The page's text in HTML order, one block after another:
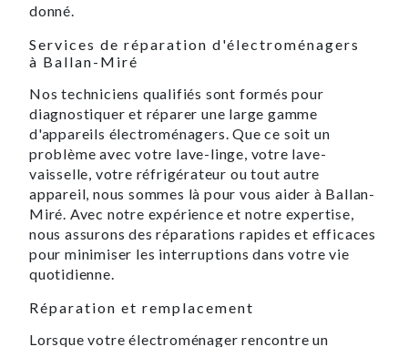
donné.
Services de réparation d'électroménagers
à Ballan-Miré
Nos techniciens qualifiés sont formés pour
diagnostiquer et réparer une large gamme
d'appareils électroménagers. Que ce soit un
problème avec votre lave-linge, votre lave-
vaisselle, votre réfrigérateur ou tout autre
appareil, nous sommes là pour vous aider à Ballan-
Miré. Avec notre expérience et notre expertise,
nous assurons des réparations rapides et efficaces
pour minimiser les interruptions dans votre vie
quotidienne.
Réparation et remplacement
Lorsque votre électroménager rencontre un